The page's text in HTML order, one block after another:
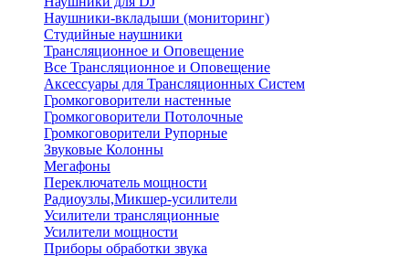
Наушники-вкладыши (мониторинг)
Студийные наушники
Трансляционное и Оповещение
Все Трансляционное и Оповещение
Аксессуары для Трансляционных Систем
Громкоговорители настенные
Громкоговорители Потолочные
Громкоговорители Рупорные
Звуковые Колонны
Мегафоны
Переключатель мощности
Радиоузлы,Микшер-усилители
Усилители трансляционные
Усилители мощности
Приборы обработки звука